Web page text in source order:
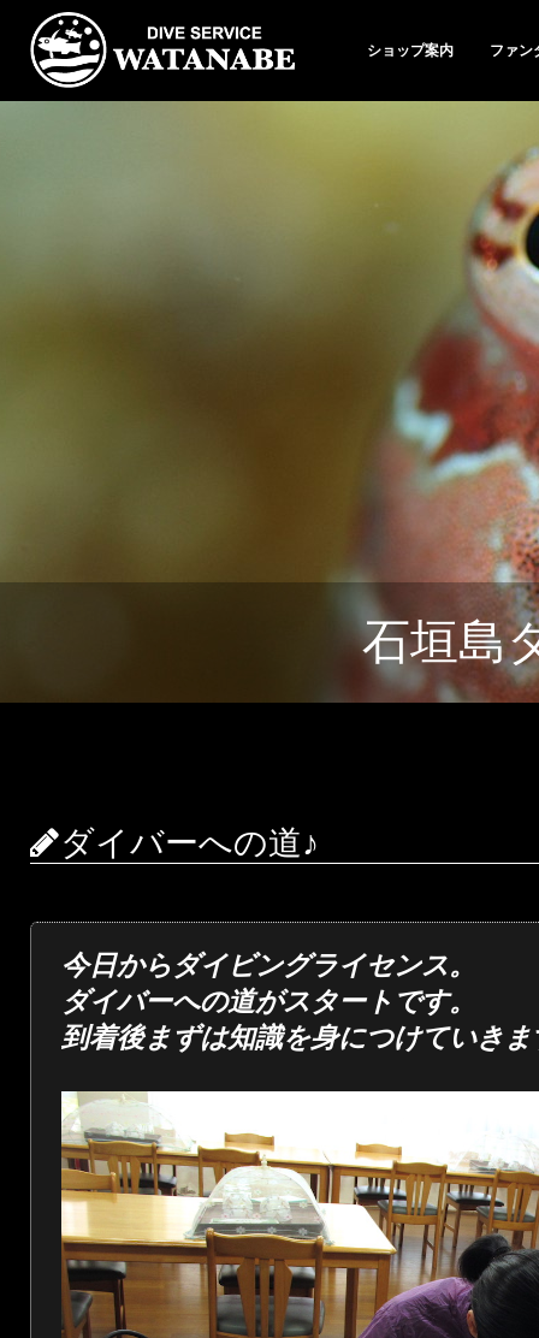
ショップ案内 ファン
石垣島
ダイバーへの道♪
今日からダイビングライセンス。
ダイバーへの道がスタートです。
到着後まずは知識を身につけていきま